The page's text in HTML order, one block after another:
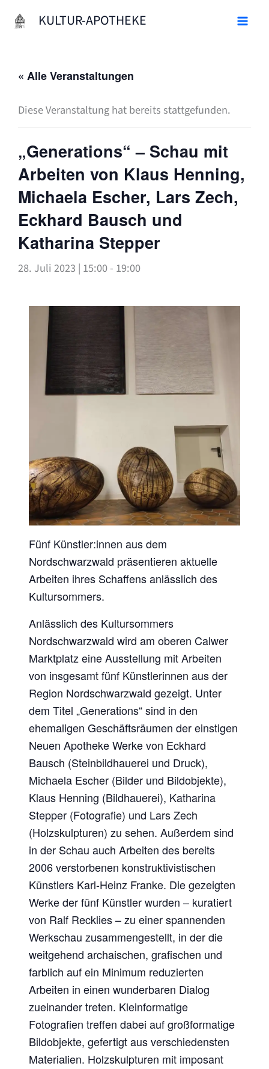
Inhalt
KULTUR-APOTHEKE
« Alle Veranstaltungen
Diese Veranstaltung hat bereits stattgefunden.
„Generations“ – Schau mit
Arbeiten von Klaus Henning,
Michaela Escher, Lars Zech,
Eckhard Bausch und
Katharina Stepper
28. Juli 2023 | 15:00- 19:00
Fünf Künstler:innen aus dem
Nordschwarzwald präsentieren aktuelle
Arbeiten ihres Schaffens anlässlich des
Kultursommers.
Anlässlich des Kultursommers
Nordschwarzwald wird am oberen Calwer
Marktplatz eine Ausstellung mit Arbeiten
von insgesamt fünf Künstlerinnen aus der
Region Nordschwarzwald gezeigt. Unter
dem Titel „Generations“ sind in den
ehemaligen Geschäftsräumen der einstigen
Neuen Apotheke Werke von Eckhard
Bausch (Steinbildhauerei und Druck),
Michaela Escher (Bilder und Bildobjekte),
Klaus Henning (Bildhauerei), Katharina
Stepper (Fotografie) und Lars Zech
(Holzskulpturen) zu sehen. Außerdem sind
in der Schau auch Arbeiten des bereits
2006 verstorbenen konstruktivistischen
Künstlers Karl-Heinz Franke. Die gezeigten
Werke der fünf Künstler wurden – kuratiert
von Ralf Recklies – zu einer spannenden
Werkschau zusammengestellt, in der die
weitgehend archaischen, grafischen und
farblich auf ein Minimum reduzierten
Arbeiten in einen wunderbaren Dialog
zueinander treten. Kleinformatige
Fotografien treffen dabei auf großformatige
Bildobjekte, gefertigt aus verschiedensten
Materialien. Holzskulpturen mit imposant